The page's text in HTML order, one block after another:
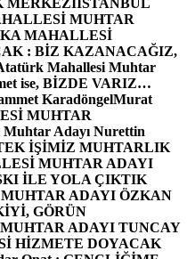
MERKEZİİSTANBUL
MUHTAR
MAHALLESİ
: BİZ KAZANACAĞIZ,
Mahallesi Muhtar
ise, BİZDE VARIZ…
KaradöngelMurat
MUHTAR
Muhtar Adayı Nurettin
İŞİMİZ MUHTARLIK
MUHTAR ADAYI
İLE YOLA ÇIKTIK
ADAYI ÖZKAN
GÖRÜN
ADAYI TUNCAY
HİZMETE DOYACAK